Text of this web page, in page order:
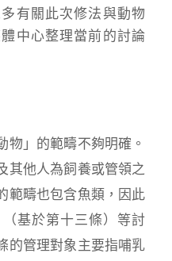
有關此次修法與動物
中心整理當前的討論
物」的範疇不夠明確。
其他人為飼養或管領之
範疇也包含魚類，因此
基於第十三條）等討
的管理對象主要指哺乳